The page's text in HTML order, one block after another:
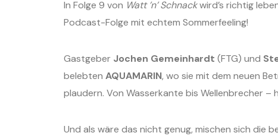
In Folge 9 von Watt ’n’ Schnackwird’s richtig
Podcast-Folge mit echtem Sommerfeeling!
Gastgeber Jochen Gemeinhardt (FTG) und
belebten AQUAMARIN, wo sie mit dem neuen
plaudern. Von Wasserkante bis Wellenbrecher –
Und als wäre das nicht genug, mischen sich die